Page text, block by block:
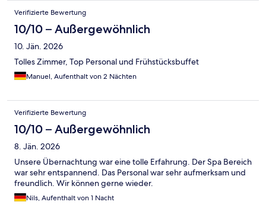
Verifizierte Bewertung
10/10 – Außergewöhnlich
10. Jän. 2026
Tolles Zimmer, Top Personal und Frühstücksbuffet
Manuel, Aufenthalt von 2 Nächten
Verifizierte Bewertung
10/10 – Außergewöhnlich
8. Jän. 2026
Unsere Übernachtung war eine tolle Erfahrung. Der Spa Bereich
war sehr entspannend. Das Personal war sehr aufmerksam und
freundlich. Wir können gerne wieder.
Nils, Aufenthalt von 1 Nacht